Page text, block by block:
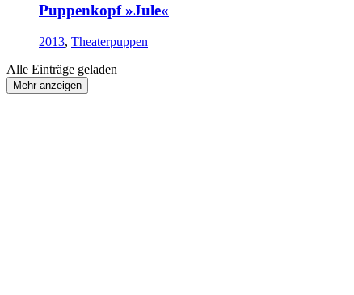
Puppenkopf »Jule«
2013, Theaterpuppen
Alle Einträge geladen
Mehr anzeigen